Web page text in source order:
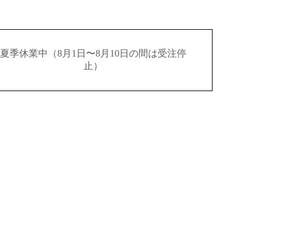
夏季休業中（8月1日〜8月10日の間は受注停
止）